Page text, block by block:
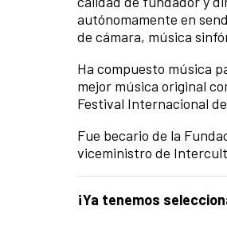
autónomamente en
de cámara, música
Ha compuesto música
mejor música original
Festival Internacional
Fue becario de la
viceministro de
¡Ya tenemos